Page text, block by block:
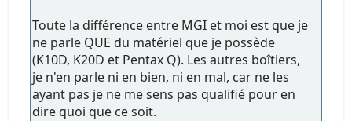
Toute la différence entre MGI et moi est que je
ne parle QUE du matériel que je possède
(K10D, K20D et Pentax Q). Les autres boîtiers,
je n'en parle ni en bien, ni en mal, car ne les
ayant pas je ne me sens pas qualifié pour en
dire quoi que ce soit.